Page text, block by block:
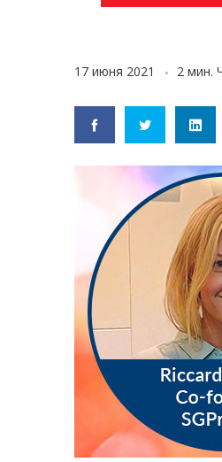
17 июня 2021 2 мин.